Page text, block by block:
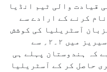
قیادت والی ٹیم انڈیا
کرنے کے ارادے سے
آسٹریلیا کی کوشش
رہےگی کہ وہ یہ میچ جیت کر سیریز میں ۲۔۲؍ سے
کہ ہندوستان پہلے ہی
حاصل کر کے آسٹریلیا